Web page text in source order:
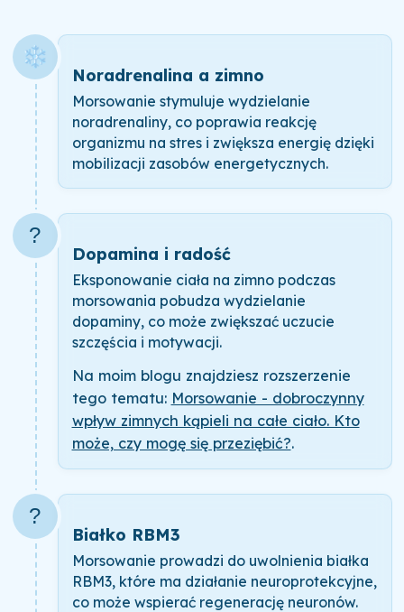
❄️
Noradrenalina a zimno
Morsowanie stymuluje wydzielanie
noradrenaliny, co poprawia reakcję
organizmu na stres i zwiększa energię dzięki
mobilizacji zasobów energetycznych.
?
Dopamina i radość
Eksponowanie ciała na zimno podczas
morsowania pobudza wydzielanie
dopaminy, co może zwiększać uczucie
szczęścia i motywacji.
Na moim blogu znajdziesz rozszerzenie
tego tematu: Morsowanie - dobroczynny
wpływ zimnych kąpieli na całe ciało. Kto
może, czy mogę się przeziębić?.
?
Białko RBM3
Morsowanie prowadzi do uwolnienia białka
RBM3, które ma działanie neuroprotekcyjne,
co może wspierać regenerację neuronów.